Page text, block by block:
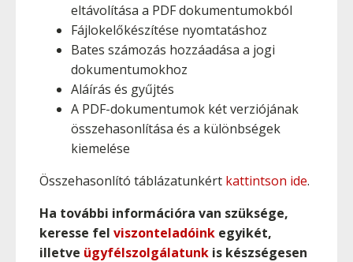
eltávolítása a PDF dokumentumokból
Fájlokelőkészítése nyomtatáshoz
Bates számozás hozzáadása a jogi
dokumentumokhoz
Aláírás és gyűjtés
A PDF-dokumentumok két verziójának
összehasonlítása és a különbségek
kiemelése
Összehasonlító táblázatunkért kattintson ide.
Ha további információra van szüksége,
keresse fel viszonteladóink egyikét,
illetve ügyfélszolgálatunk is készségesen